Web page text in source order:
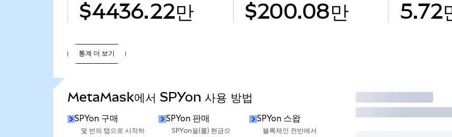
$4436.22만 $200.08만 5.72
통계 더 보기
MetaMask에서 SPYon 사용 방법
SPYon 구매
몇 번의 탭으로 시작하
SPYon 판매
SPYon을(를) 현금으
SPYon 스왑
블록체인 전반에서
거래